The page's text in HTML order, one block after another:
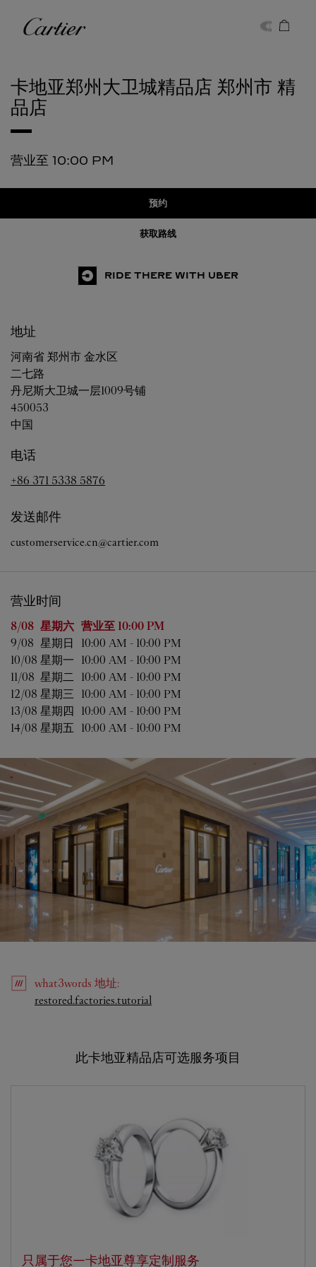
卡地亚
卡地亚郑州大卫城精品店 郑州市 精
品店
营业至 10:00 PM
预约
获取路线
RIDE THERE WITH UBER
地址
河南省 郑州市 金水区
二七路
丹尼斯大卫城一层1009号铺
450053
中国
电话
+86 371 5338 5876
发送邮件
customerservice.cn@cartier.com
营业时间
星期营业时间
8/08 星期六 营业至 10:00 PM
9/08 星期日 10:00 AM - 10:00 PM
10/08 星期一 10:00 AM - 10:00 PM
11/08 星期二 10:00 AM - 10:00 PM
12/08 星期三 10:00 AM - 10:00 PM
13/08 星期四 10:00 AM - 10:00 PM
14/08 星期五 10:00 AM - 10:00 PM
what3words 地址:
restored.factories.tutorial
此卡地亚精品店可选服务项目
只属于您—卡地亚尊享定制服务